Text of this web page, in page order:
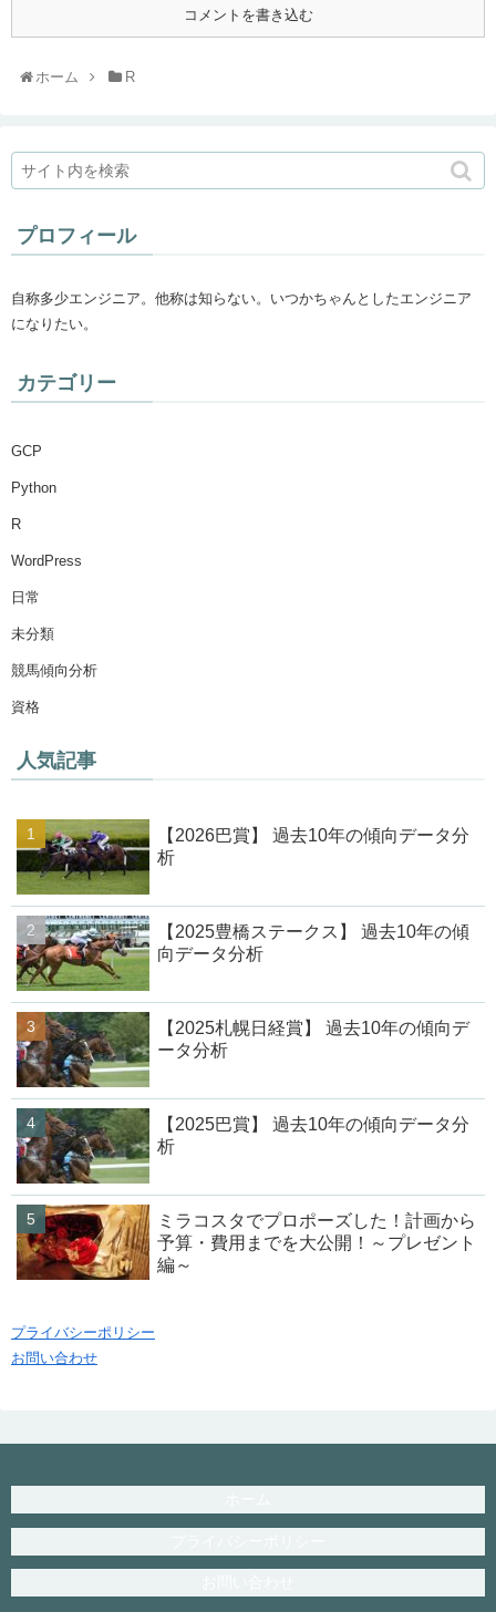
コメントを書き込む
ホーム R
プロフィール
自称多少エンジニア。他称は知らない。いつかちゃんとしたエンジニア
になりたい。
カテゴリー
GCP
Python
R
WordPress
日常
未分類
競馬傾向分析
資格
人気記事
【2026巴賞】 過去10年の傾向データ分
析
【2025豊橋ステークス】 過去10年の傾
向データ分析
【2025札幌日経賞】 過去10年の傾向デ
ータ分析
【2025巴賞】 過去10年の傾向データ分
析
ミラコスタでプロポーズした！計画から
予算・費用までを大公開！～プレゼント
編～
プライバシーポリシー
お問い合わせ